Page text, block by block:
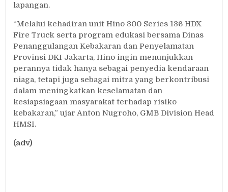
lapangan.
“Melalui kehadiran unit Hino 300 Series 136 HDX
Fire Truck serta program edukasi bersama Dinas
Penanggulangan Kebakaran dan Penyelamatan
Provinsi DKI Jakarta, Hino ingin menunjukkan
perannya tidak hanya sebagai penyedia kendaraan
niaga, tetapi juga sebagai mitra yang berkontribusi
dalam meningkatkan keselamatan dan
kesiapsiagaan masyarakat terhadap risiko
kebakaran,” ujar Anton Nugroho, GMB Division Head
HMSI.
(adv)